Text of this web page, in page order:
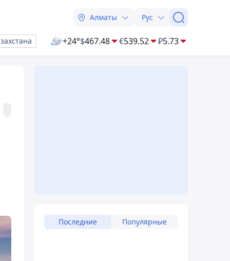
Алматы Рус
+24°$467.48 €539.52 ₽5.73
Последние Популярные